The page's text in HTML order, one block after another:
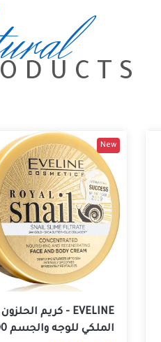
New
EVELINE - كريم الحلزون
الملكي للوجه والجسم 200 مل